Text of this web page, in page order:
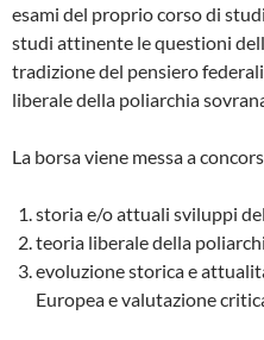
esami del proprio corso di
studi attinente le questioni
tradizione del pensiero
liberale della poliarchia
La borsa viene messa a
storia e/o attuali sviluppi
teoria liberale della
evoluzione storica e
Europea e valutazione